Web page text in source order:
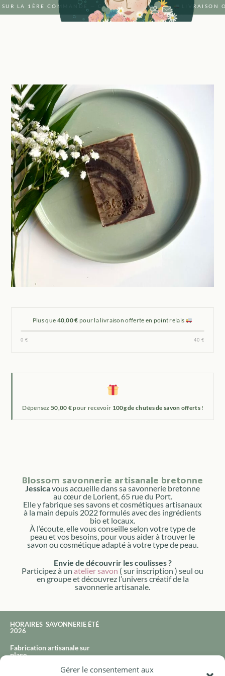
Gérer le consentement aux
LA 1ÈRE COMMANDE — CODE : SAVON · LIVRAISON
Plus que 40,00 € pour la livraison offerte en point relais
0 € 40 €
Dépensez50,00 €pour recevoir 100g de chutes de savon offerts !
Blossom savonnerie artisanale bretonne
Jessicavous accueille dans sa savonnerie bretonne
au cœur de Lorient, 65 rue du Port.
Elle y fabrique ses savons et cosmétiques artisanaux
à la main depuis 2022 formulés avec des ingrédients
bio et locaux.
À l’écoute, elle vous conseille selon votre type de
peau et vos besoins, pour vous aider à trouver le
savon ou cosmétique adapté à votre type de peau.
Envie de découvrir les coulisses ?
Participez à un atelier savon ( sur inscription ) seul ou
en groupe et découvrez l’univers créatif de la
savonnerie artisanale.
HORAIRES SAVONNERIE ÉTÉ
2026
Fabrication artisanale sur
place
65 rue du port à Lorient